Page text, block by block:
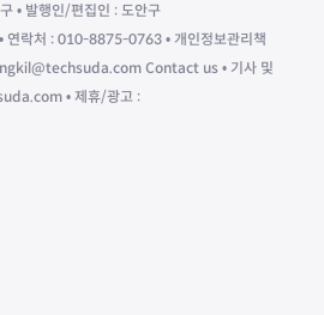
• 발행인/편집인 : 도안구
락처 : 010-8875-0763 • 개인정보관리책
Contact us • 기사 및
• 제휴/광고 :